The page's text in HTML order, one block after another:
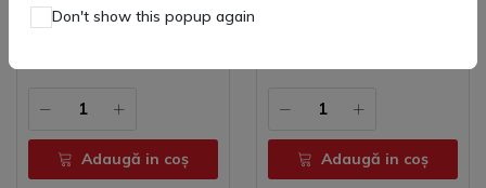
Don't show this popup again
Copii Street Kelme
Adaugă in coş Adaugă in coş